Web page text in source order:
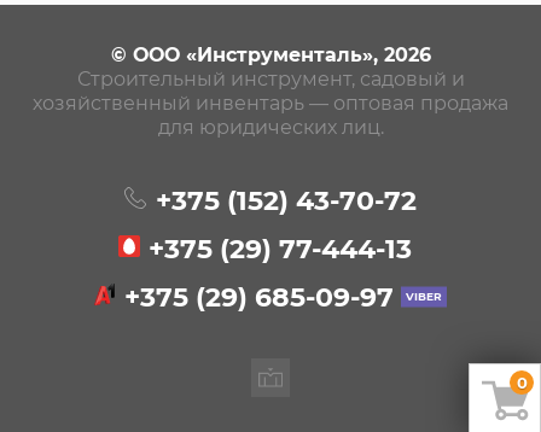
0
© ООО «Инструменталь», 2026
Строительный инструмент, садовый и
хозяйственный инвентарь — оптовая продажа
для юридических лиц.
+375 (152) 43-70-72
+375 (29)77-444-13
+375 (29) 685-09-97